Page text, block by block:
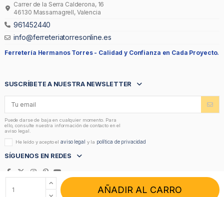
AÑADIR AL CARRO
Carrer de la Serra Calderona, 16
46130 Massamagrell, Valencia
961452440
info@ferreteriatorresonline.es
Ferretería Hermanos Torres - Calidad y Confianza en Cada Proyecto.
SUSCRÍBETE A NUESTRA NEWSLETTER
Puede darse de baja en cualquier momento. Para
ello, consulte nuestra información de contacto en el
aviso legal.
He leído y acepto elaviso legal y la política de privacidad
SÍGUENOS EN REDES